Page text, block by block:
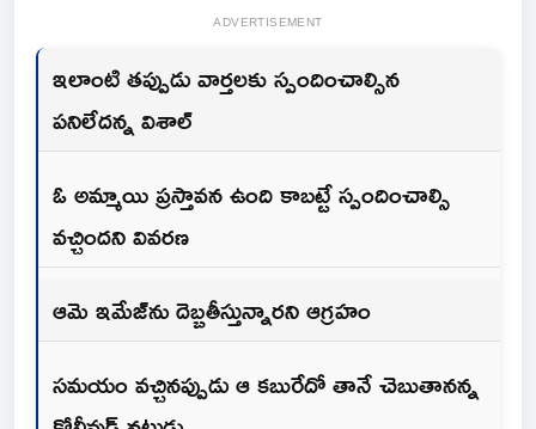
ADVERTISEMENT
ఇలాంటి తప్పుడు వార్తలకు స్పందించాల్సిన
పనిలేదన్న విశాల్
ఓ అమ్మాయి ప్రస్తావన ఉంది కాబట్టే స్పందించాల్సి
వచ్చిందని వివరణ
ఆమె ఇమేజ్‌ను దెబ్బతీస్తున్నారని ఆగ్రహం
సమయం వచ్చినప్పుడు ఆ కబురేదో తానే చెబుతానన్న